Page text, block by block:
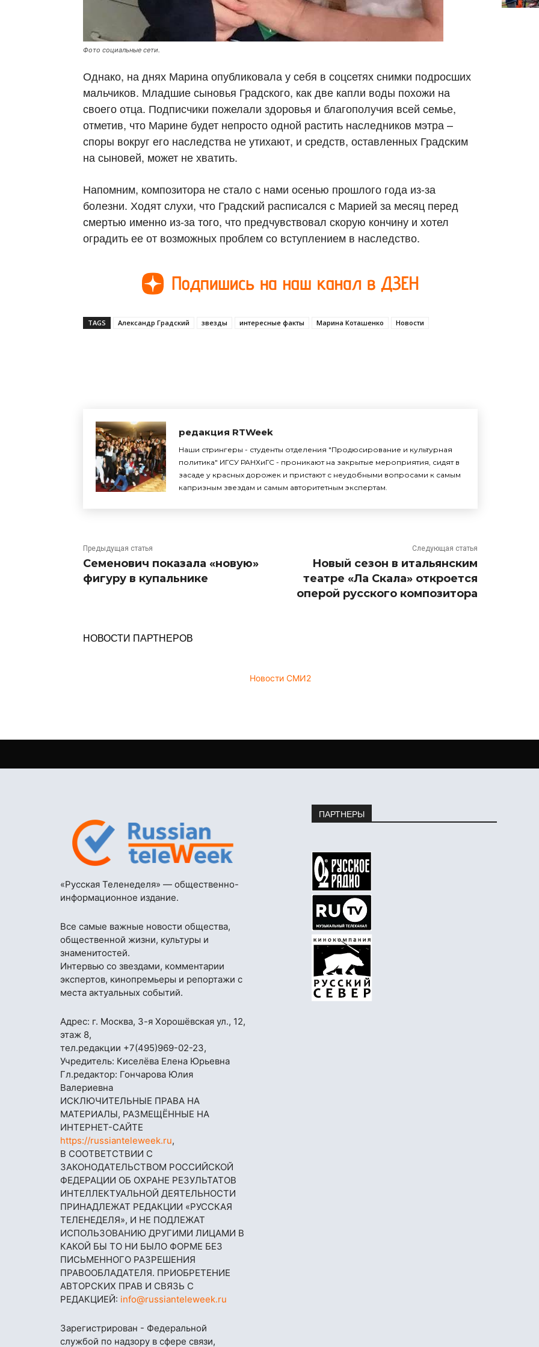
Фото социальные сети.
Однако, на днях Марина опубликовала у себя в соцсетях снимки подросших
мальчиков. Младшие сыновья Градского, как две капли воды похожи на
своего отца. Подписчики пожелали здоровья и благополучия всей семье,
отметив, что Марине будет непросто одной растить наследников мэтра –
споры вокруг его наследства не утихают, и средств, оставленных Градским
на сыновей, может не хватить.
Напомним, композитора не стало с нами осенью прошлого года из-за
болезни. Ходят слухи, что Градский расписался с Марией за месяц перед
смертью именно из-за того, что предчувствовал скорую кончину и хотел
оградить ее от возможных проблем со вступлением в наследство.
TAGS Александр Градский звезды интересные факты Марина Коташенко Новости
редакция RTWeek
Наши стрингеры - студенты отделения "Продюсирование и культурная
политика" ИГСУ РАНХиГС - проникают на закрытые мероприятия, сидят в
засаде у красных дорожек и пристают с неудобными вопросами к самым
капризным звездам и самым авторитетным экспертам.
Предыдущая статья
Семенович показала «новую»
фигуру в купальнике
Следующая статья
Новый сезон в итальянским
театре «Ла Скала» откроется
оперой русского композитора
НОВОСТИ ПАРТНЕРОВ
Новости СМИ2
«Русская Теленеделя» — общественно-
информационное издание.
Все самые важные новости общества,
общественной жизни, культуры и
знаменитостей.
Интервью со звездами, комментарии
экспертов, кинопремьеры и репортажи с
места актуальных событий.
Адрес: г. Москва, 3-я Хорошёвская ул., 12,
этаж 8,
тел.редакции +7(495)969-02-23,
Учредитель: Киселёва Елена Юрьевна
Гл.редактор: Гончарова Юлия
Валериевна
ИСКЛЮЧИТЕЛЬНЫЕ ПРАВА НА
МАТЕРИАЛЫ, РАЗМЕЩЁННЫЕ НА
ИНТЕРНЕТ-САЙТЕ
https://russianteleweek.ru,
В СООТВЕТСТВИИ С
ЗАКОНОДАТЕЛЬСТВОМ РОССИЙСКОЙ
ФЕДЕРАЦИИ ОБ ОХРАНЕ РЕЗУЛЬТАТОВ
ИНТЕЛЛЕКТУАЛЬНОЙ ДЕЯТЕЛЬНОСТИ
ПРИНАДЛЕЖАТ РЕДАКЦИИ «РУССКАЯ
ТЕЛЕНЕДЕЛЯ», И НЕ ПОДЛЕЖАТ
ИСПОЛЬЗОВАНИЮ ДРУГИМИ ЛИЦАМИ В
КАКОЙ БЫ ТО НИ БЫЛО ФОРМЕ БЕЗ
ПИСЬМЕННОГО РАЗРЕШЕНИЯ
ПРАВООБЛАДАТЕЛЯ. ПРИОБРЕТЕНИЕ
АВТОРСКИХ ПРАВ И СВЯЗЬ С
РЕДАКЦИЕЙ: info@russianteleweek.ru
Зарегистрирован - Федеральной
службой по надзору в сфере связи,
ПАРТНЕРЫ